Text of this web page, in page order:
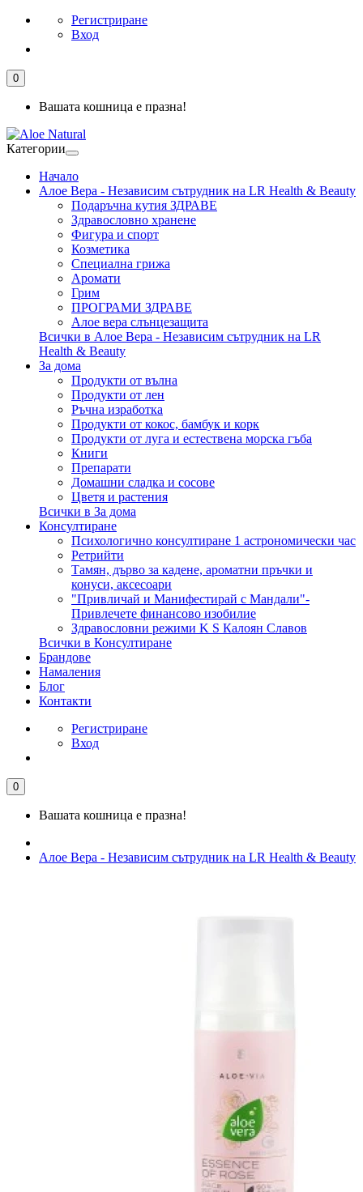
Регистриране
Вход
0
Вашата кошница е празна!
Категории
Начало
Алое Вера - Независим сътрудник на LR Health & Beauty
Подаръчна кутия ЗДРАВЕ
Здравословно хранене
Фигура и спорт
Козметика
Специална грижа
Аромати
Грим
ПРОГРАМИ ЗДРАВЕ
Алое вера слънцезащита
Всички в Алое Вера - Независим сътрудник на LR
Health & Beauty
За дома
Продукти от вълна
Продукти от лен
Ръчна изработка
Продукти от кокос, бамбук и корк
Продукти от луга и естествена морска гъба
Книги
Препарати
Домашни сладка и сосове
Цветя и растения
Всички в За дома
Консултиране
Психологично консултиране 1 астрономически час
Ретрийти
Тамян, дърво за кадене, ароматни пръчки и
конуси, аксесоари
"Привличай и Манифестирай с Мандали"-
Привлечете финансово изобилие
Здравословни режими K S Калоян Славов
Всички в Консултиране
Брандове
Намаления
Блог
Контакти
Регистриране
Вход
0
Вашата кошница е празна!
Алое Вера - Независим сътрудник на LR Health & Beauty